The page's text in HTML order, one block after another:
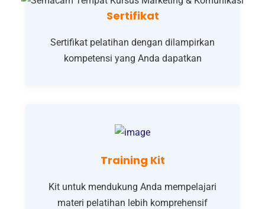
Sertifikat
Sertifikat pelatihan dengan dilampirkan
kompetensi yang Anda dapatkan
Training Kit
Kit untuk mendukung Anda mempelajari
materi pelatihan lebih komprehensif